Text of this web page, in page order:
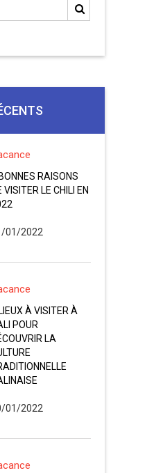
RAISONS
VISITER LE CHILI EN
01/2022
À VISITER À
POUR
LA
01/2022